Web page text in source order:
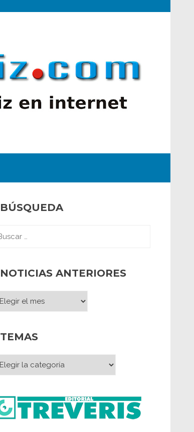
BÚSQUEDA
NOTICIAS ANTERIORES
TEMAS